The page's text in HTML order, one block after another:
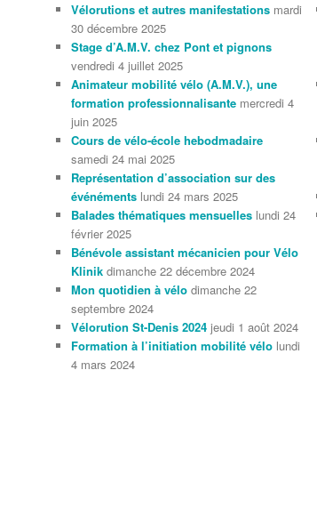
Vélorutions et autres manifestations mardi
30 décembre 2025
Stage d’A.M.V. chez Pont et pignons
vendredi 4 juillet 2025
Animateur mobilité vélo (A.M.V.), une
formation professionnalisante mercredi 4
juin 2025
Cours de vélo-école hebodmadaire
samedi 24 mai 2025
Représentation d’association sur des
événéments lundi 24 mars 2025
Balades thématiques mensuelles lundi 24
février 2025
Bénévole assistant mécanicien pour Vélo
Klinik dimanche 22 décembre 2024
Mon quotidien à vélo dimanche 22
septembre 2024
Vélorution St-Denis 2024 jeudi 1 août 2024
Formation à l’initiation mobilité vélo lundi
4 mars 2024